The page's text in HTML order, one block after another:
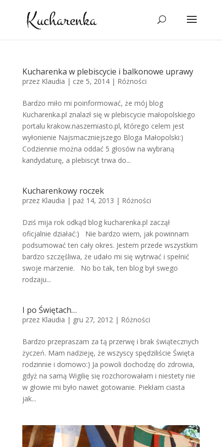
Kucharenka w plebiscycie i balkonowe uprawy
przez Klaudia | cze 5, 2014| Różności
Bardzo miło mi poinformować, że mój blog
Kucharenka.pl znalazł się w plebiscycie małopolskiego
portalu krakow.naszemiasto.pl, którego celem jest
wyłonienie Najsmaczniejszego Bloga Małopolski:)
Codziennie można oddać 5 głosów na wybraną
kandydaturę, a plebiscyt trwa do...
Kucharenkowy roczek
przez Klaudia | paź 14, 2013 | Różności
Dziś mija rok odkąd blog kucharenka.pl zaczął
oficjalnie działać:) Nie bardzo wiem, jak powinnam
podsumować ten cały okres. Jestem przede wszystkim
bardzo szczęśliwa, że udało mi się wytrwać i spełnić
swoje marzenie. No bo tak, ten blog był swego
rodzaju...
I po Świętach…
przez Klaudia | gru 27, 2012| Różności
Bardzo przepraszam za tą przerwę i brak świątecznych
życzeń. Mam nadzieję, że wszyscy spędziliście Święta
rodzinnie i domowo:) Ja powoli dochodzę do zdrowia,
gdyż na samą Wigilię się rozchorowałam i niestety nie
w głowie mi było nawet gotowanie. Piekłam ciasta
jak...